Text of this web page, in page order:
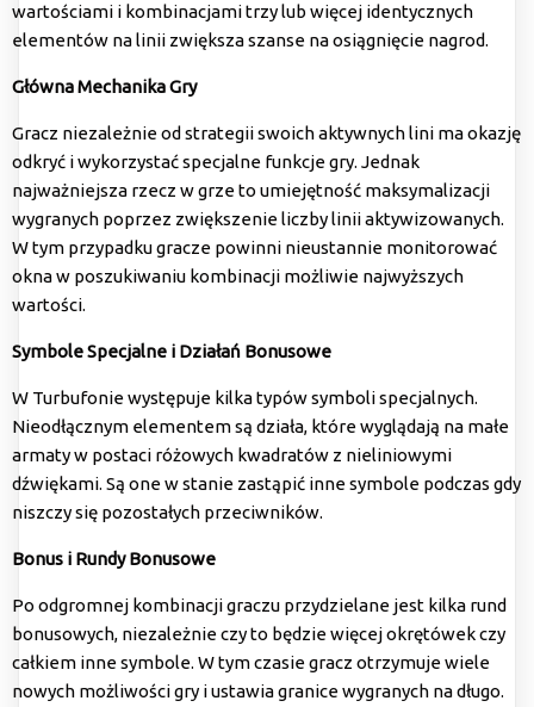
wartościami i kombinacjami trzy lub więcej identycznych
elementów na linii zwiększa szanse na osiągnięcie nagrod.
Główna Mechanika Gry
Gracz niezależnie od strategii swoich aktywnych lini ma okazję
odkryć i wykorzystać specjalne funkcje gry. Jednak
najważniejsza rzecz w grze to umiejętność maksymalizacji
wygranych poprzez zwiększenie liczby linii aktywizowanych.
W tym przypadku gracze powinni nieustannie monitorować
okna w poszukiwaniu kombinacji możliwie najwyższych
wartości.
Symbole Specjalne i Działań Bonusowe
W Turbufonie występuje kilka typów symboli specjalnych.
Nieodłącznym elementem są działa, które wyglądają na małe
armaty w postaci różowych kwadratów z nieliniowymi
dźwiękami. Są one w stanie zastąpić inne symbole podczas gdy
niszczy się pozostałych przeciwników.
Bonus i Rundy Bonusowe
Po odgromnej kombinacji graczu przydzielane jest kilka rund
bonusowych, niezależnie czy to będzie więcej okrętówek czy
całkiem inne symbole. W tym czasie gracz otrzymuje wiele
nowych możliwości gry i ustawia granice wygranych na długo.